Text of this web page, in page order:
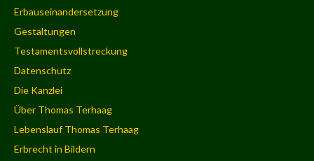
Erbauseinandersetzung
Gestaltungen
Testamentsvollstreckung
Datenschutz
Die Kanzlei
Über Thomas Terhaag
Lebenslauf Thomas Terhaag
Erbrecht in Bildern